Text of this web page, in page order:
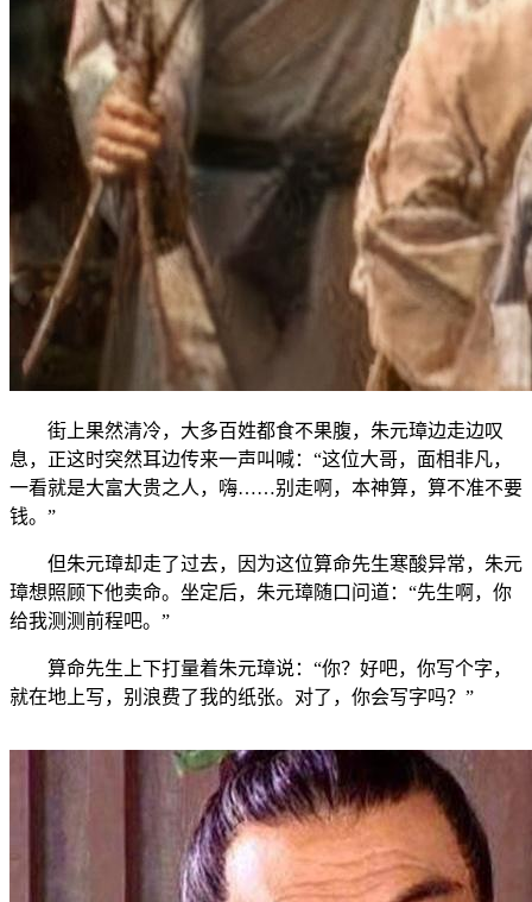
街上果然清冷，大多百姓都食不果腹，朱元璋边走边叹
息，正这时突然耳边传来一声叫喊：“这位大哥，面相非凡，
一看就是大富大贵之人，嗨……别走啊，本神算，算不准不要
钱。”
但朱元璋却走了过去，因为这位算命先生寒酸异常，朱元
璋想照顾下他卖命。坐定后，朱元璋随口问道：“先生啊，你
给我测测前程吧。”
算命先生上下打量着朱元璋说：“你？好吧，你写个字，
就在地上写，别浪费了我的纸张。对了，你会写字吗？”